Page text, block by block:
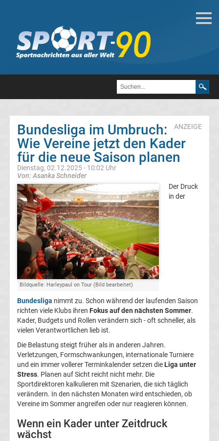
Fußball
Bundesliga
3.
Liga
DFB-
Pokal
Champions
League
Europa
League
Europa
Conference
League
Premier
League
ANZEIGE
Bundesliga‍‌‍‍‌ im Umbruch:
Wie Vereine jetzt den Kader
für die neue Saison planen
Dienstag, 02.12.2025 - 10:02 Uhr
Von: Asanka Schneider
Bildquelle: Harleypaul on Tour (Bild bearbeitet)
Der Druck
in der
Bundesliga nimmt zu. Schon während der laufenden Saison
richten viele Klubs ihren Fokus auf den nächsten Sommer.
Kader, Budgets und Rollen verändern sich - oft schneller, als
vielen Verantwortlichen lieb ist.
Die Belastung steigt früher als in anderen Jahren.
Verletzungen, Formschwankungen, internationale Turniere
und ein immer vollerer Terminkalender setzen die Liga unter
Stress. Planen auf Sicht reicht nicht mehr. Die
Sportdirektoren kalkulieren mit Szenarien, die sich täglich
verändern. In den nächsten Monaten wird entschieden, ob
Vereine im Sommer angreifen oder nur reagieren können.
Wenn ein Kader unter Zeitdruck
wächst